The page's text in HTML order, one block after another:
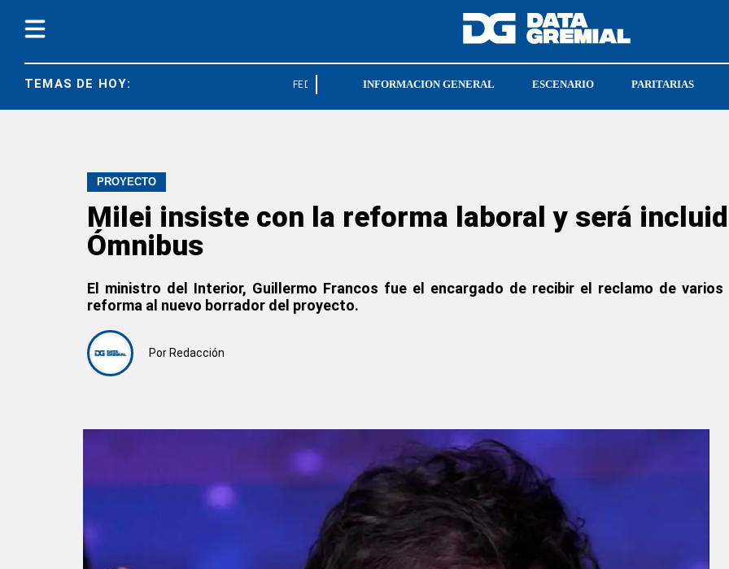
TEMAS DE HOY: FEDUN FRESU JUBILACIONES
INFORMACION GENERAL ESCENARIO PARITARIAS
PROYECTO
Milei insiste con la reforma laboral y será
Ómnibus
El ministro del Interior, Guillermo Francos fue el encargado de recibir el reclamo de
reforma al nuevo borrador del proyecto.
Por Redacción